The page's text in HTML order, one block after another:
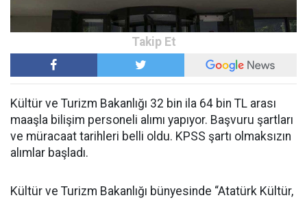
Kültür ve Turizm Bakanlığı 32 bin ila 64 bin TL arası
maaşla bilişim personeli alımı yapıyor. Başvuru şartları
ve müracaat tarihleri belli oldu. KPSS şartı olmaksızın
alımlar başladı.
Kültür ve Turizm Bakanlığı bünyesinde “Atatürk Kültür,